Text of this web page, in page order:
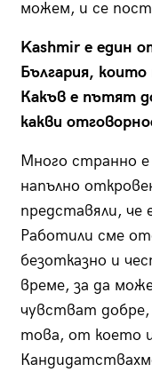
можем, и се
Kashmir е един
България,
Какъв е пътят
какви
Много странно
напълно
представяли, че
Работили сме
безотказно и
време, за да
чувстват добре,
това, от което